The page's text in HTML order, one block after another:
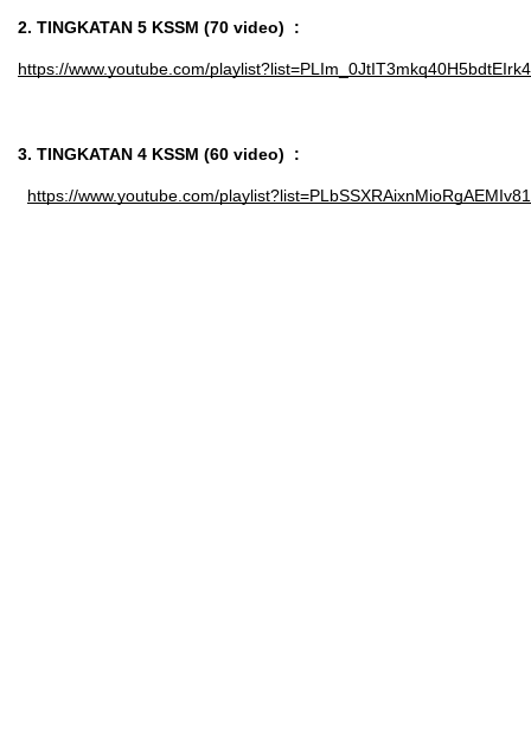
2. TINGKATAN 5 KSSM (70 video)  :
https://www.youtube.com/
3. TINGKATAN 4 KSSM (60 video)  :
https://www.youtube.com/